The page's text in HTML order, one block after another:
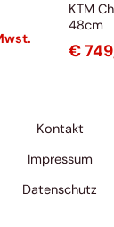
KTM
48cm
€
Kontakt
Impressum
Datenschutz